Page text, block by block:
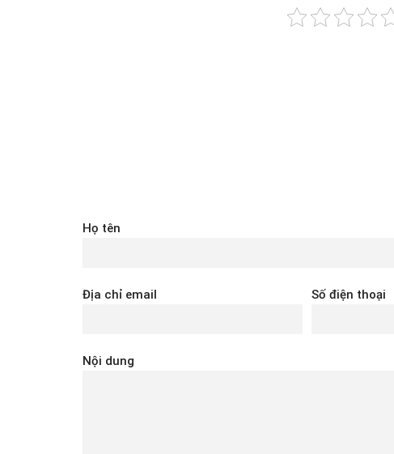
Họ tên
Địa chỉ email Số điện thoại
Nội dung